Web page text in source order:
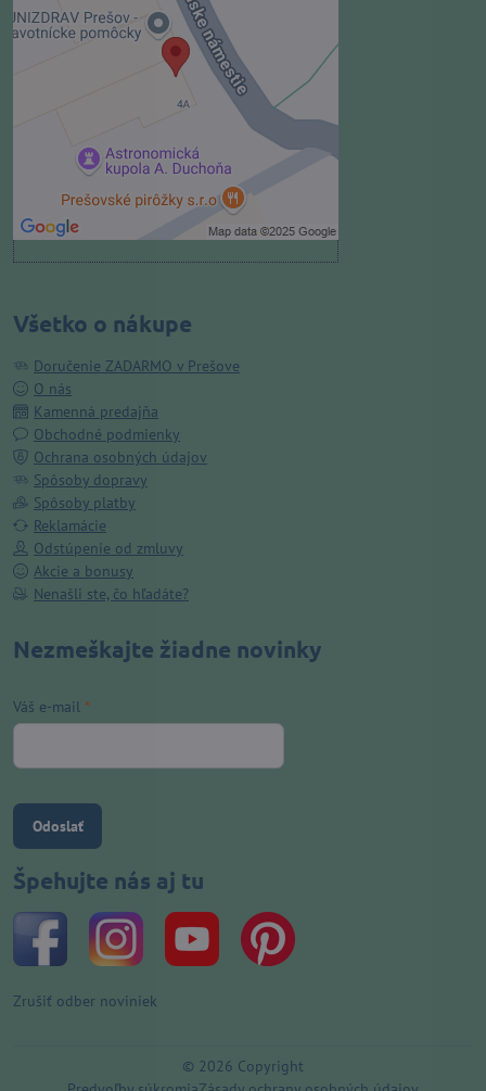
Voľbami súkromia
Prajete si načítať externý obsah?
Povoliť tentokrát
Povoliť a zapamätať - súhlas s
druhom cookie: Funkčné
Otvoriť obsah v novom okne
Všetko o nákupe
Doručenie ZADARMO v Prešove
O nás
Kamenná predajňa
Obchodné podmienky
Ochrana osobných údajov
Spôsoby dopravy
Spôsoby platby
Reklamácie
Odstúpenie od zmluvy
Akcie a bonusy
Nenašli ste, čo hľadáte?
Nezmeškajte žiadne novinky
Váš e-mail *
Odoslať
Špehujte nás aj tu
Zrušiť odber noviniek
© 2026 Copyright